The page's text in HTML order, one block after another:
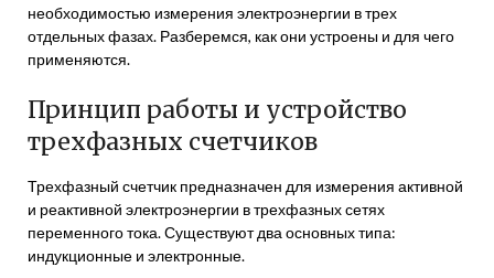
необходимостью измерения электроэнергии в трех
отдельных фазах. Разберемся, как они устроены и для чего
применяются.
Принцип работы и устройство
трехфазных счетчиков
Трехфазный счетчик предназначен для измерения активной
и реактивной электроэнергии в трехфазных сетях
переменного тока. Существуют два основных типа:
индукционные и электронные.